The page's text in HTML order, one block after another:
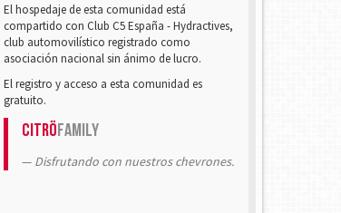
El hospedaje de esta comunidad está
compartido con Club C5 España - Hydractives,
club automovilístico registrado como
asociación nacional sin ánimo de lucro.
El registro y acceso a esta comunidad es
gratuito.
CitröFamily
Disfrutando con nuestros chevrones.